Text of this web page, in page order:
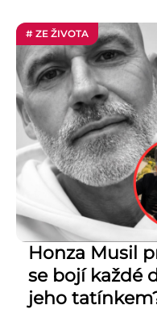
# ZE ŽIVOTA
Honza Musil
se bojí každé
jeho